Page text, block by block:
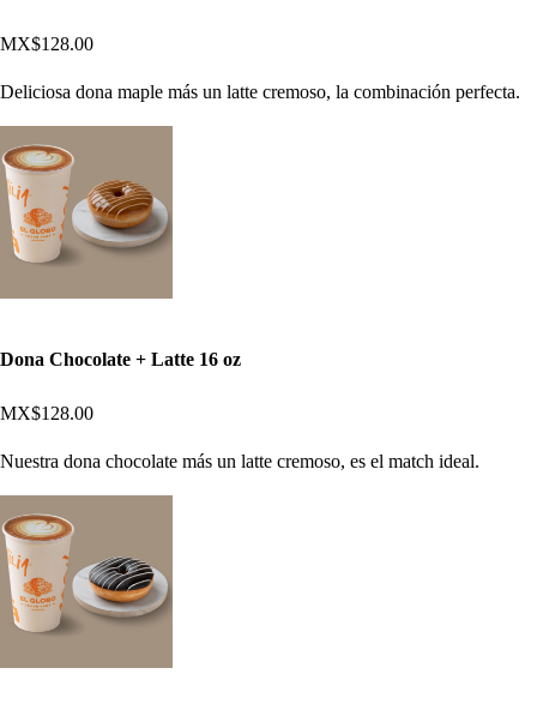
MX$128.00
Deliciosa dona maple más un latte cremoso, la combinación perfecta.
Dona Chocolate + Latte 16 oz
MX$128.00
Nuestra dona chocolate más un latte cremoso, es el match ideal.